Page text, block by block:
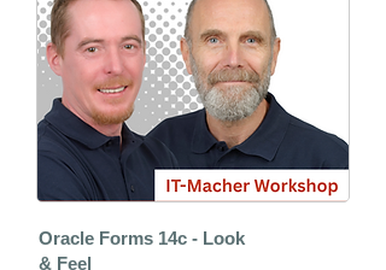
Oracle Forms 14c - Look
& Feel